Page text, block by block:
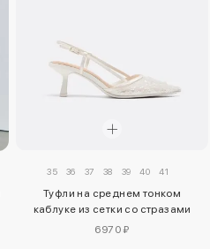
35 36 37 38 39 40 41
Туфли на среднем тонком
каблуке из сетки со стразами
6970 ₽